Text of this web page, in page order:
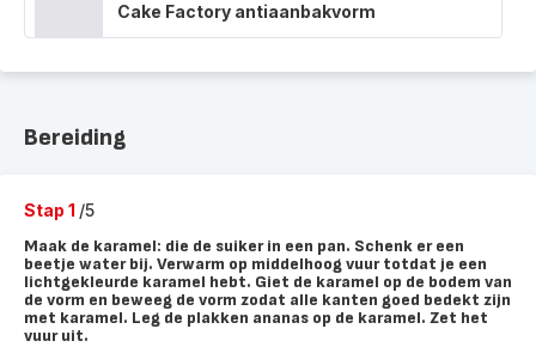
Cake Factory antiaanbakvorm
Bereiding
Stap 1 /5
Maak de karamel: die de suiker in een pan. Schenk er een
beetje water bij. Verwarm op middelhoog vuur totdat je een
lichtgekleurde karamel hebt. Giet de karamel op de bodem van
de vorm en beweeg de vorm zodat alle kanten goed bedekt zijn
met karamel. Leg de plakken ananas op de karamel. Zet het
vuur uit.